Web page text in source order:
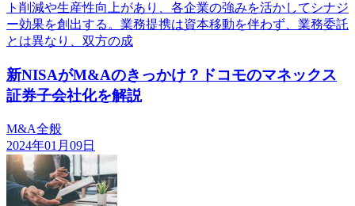
ト削減や生産性向上があり、各企業の強みを活かしてシナジ
ー効果を創出する。業務提携は資本移動を伴わず、業務委託
とは異なり、双方の成
新NISAがM&Aのきっかけ？ドコモのマネックス
証券子会社化を解説
M&A全般
2024年01月09日